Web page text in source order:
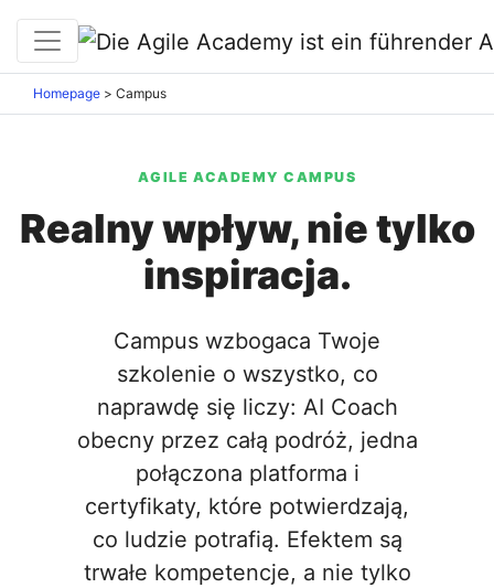
Homepage > Campus
AGILE ACADEMY CAMPUS
Realny wpływ, nie tylko
inspiracja.
Campus wzbogaca Twoje
szkolenie o wszystko, co
naprawdę się liczy: AI Coach
obecny przez całą podróż, jedna
połączona platforma i
certyfikaty, które potwierdzają,
co ludzie potrafią. Efektem są
trwałe kompetencje, a nie tylko